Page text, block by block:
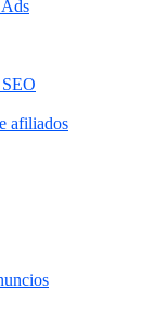
afiliados